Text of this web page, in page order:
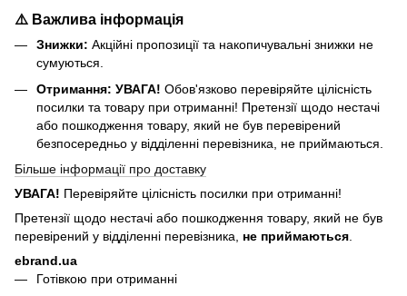
⚠️ Важлива інформація
Знижки: Акційні пропозиції та накопичувальні знижки не
сумуються.
Отримання: УВАГА! Обов'язково перевіряйте цілісність
посилки та товару при отриманні! Претензії щодо нестачі
або пошкодження товару, який не був перевірений
безпосередньо у відділенні перевізника, не приймаються.
Більше інформації про доставку
УВАГА! Перевіряйте цілісність посилки при отриманні!
Претензії щодо нестачі або пошкодження товару, який не був
перевірений у відділенні перевізника, не приймаються
ebrand.ua
Готівкою при отриманні